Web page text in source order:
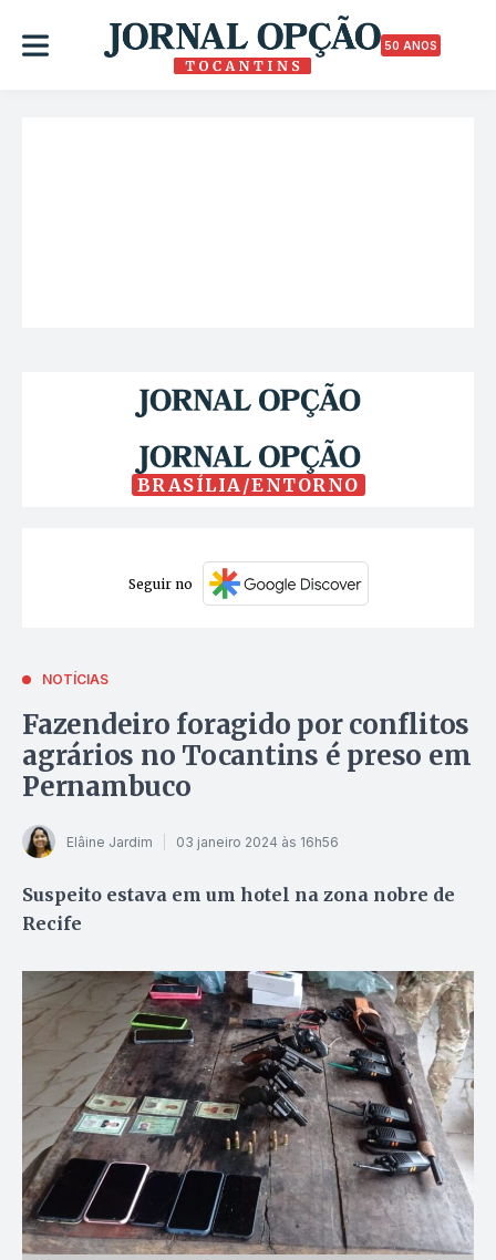
50 ANOS
BRASÍLIA/ENTORNO
Seguir no
NOTÍCIAS
Fazendeiro foragido por conflitos
agrários no Tocantins é preso em
Pernambuco
Elâine Jardim 03 janeiro 2024 às 16h56
Suspeito estava em um hotel na zona nobre de
Recife